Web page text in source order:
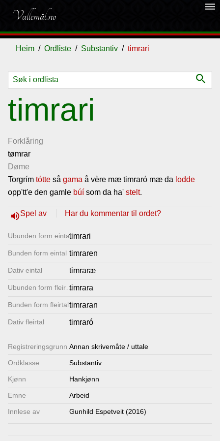
Vallemål.no
dehaze
Heim Ordliste Substantiv timrari
search
timrari
Forklåring
tømrar
Døme
Torgrím tótte så gama å vère mæ timraró mæ da lodde
opp'tt'e den gamle búí som da ha' stelt.
volume_upSpel av Har du kommentar til ordet?
Ubunden form eintaltimrari
Bunden form eintal timraren
Dativ eintal timraræ
Ubunden form fleirtal
timrara
Bunden form fleirtaltimraran
Dativ fleirtal timraró
Registrerings­grunn Annan skrivemåte / uttale
Ordklasse Substantiv
Kjønn Hankjønn
Emne Arbeid
Innlese av Gunhild Espetveit (2016)
Ordliste
Om
vallemålet
Gjestebok
Lenkjer
Kontakt
oss